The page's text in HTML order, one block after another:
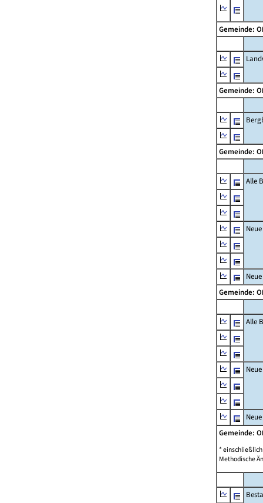
Gemeinde:
Gemeinde:
Gemeinde:
Alle
Gemeinde:
Alle
Gemeinde:
*
Methodische